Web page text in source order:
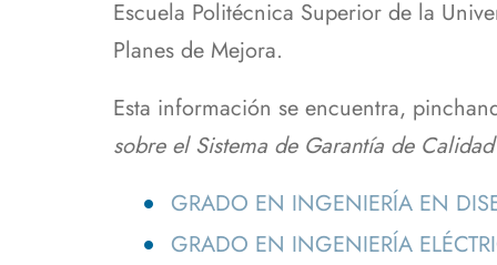
Sistema de
Plan Autoprotección de la
EPS y Documentación
Asociada
Personal Técnico, de Gestión
y de Administración y
Servicios
Profesores
Biblioteca
navegación
Escuela Politécnica Superior de la
Planes de Mejora.
Esta información se encuentra,
sobre el Sistema de Garantía de
GRADO EN INGENIERÍA EN
GRADO EN INGENIERÍA